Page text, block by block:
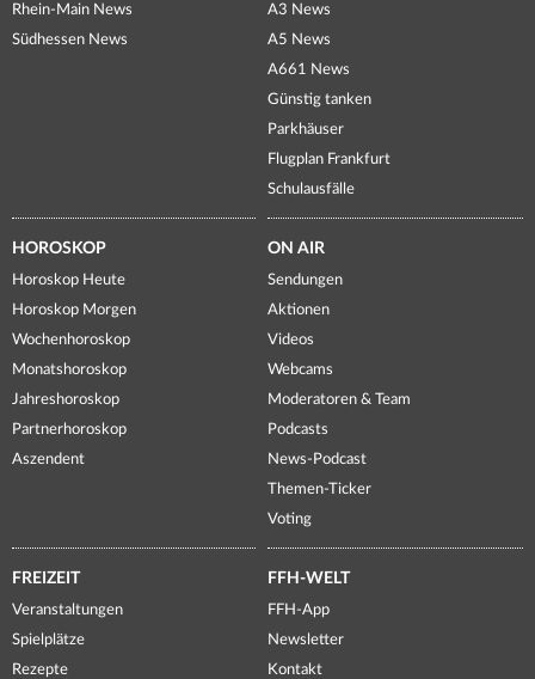
Rhein-Main News
Südhessen News
A3 News
A5 News
A661 News
Günstig tanken
Parkhäuser
Flugplan Frankfurt
Schulausfälle
HOROSKOP
Horoskop Heute
Horoskop Morgen
Wochenhoroskop
Monatshoroskop
Jahreshoroskop
Partnerhoroskop
Aszendent
ON AIR
Sendungen
Aktionen
Videos
Webcams
Moderatoren & Team
Podcasts
News-Podcast
Themen-Ticker
Voting
FREIZEIT
Veranstaltungen
Spielplätze
Rezepte
FFH-WELT
FFH-App
Newsletter
Kontakt